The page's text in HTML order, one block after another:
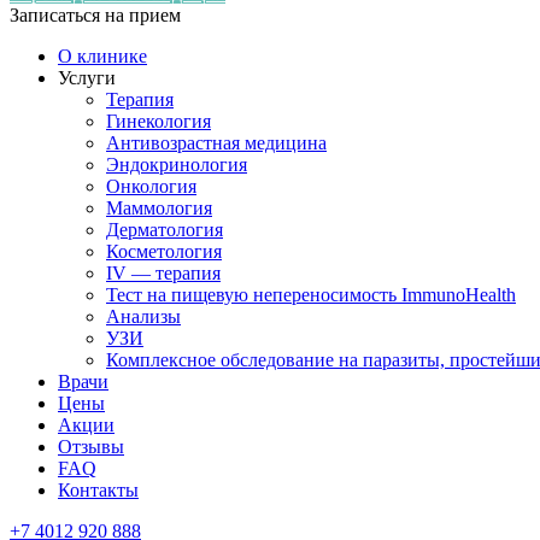
Записаться на прием
О клинике
Услуги
Терапия
Гинекология
Антивозрастная медицина
Эндокринология
Онкология
Маммология
Дерматология
Косметология
IV — терапия
Тест на пищевую непереносимость ImmunoHealth
Анализы
УЗИ
Комплексное обследование на паразиты,
Врачи
Цены
Акции
Отзывы
FAQ
Контакты
+7 4012 920 888